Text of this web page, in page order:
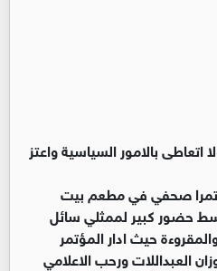
بالامور السياسية واعتز
صحفي في مطعم بيت
حضور كبير لممثلي سائل
حيث ادار المؤتمر
العبداللات ورحب الاعلامي